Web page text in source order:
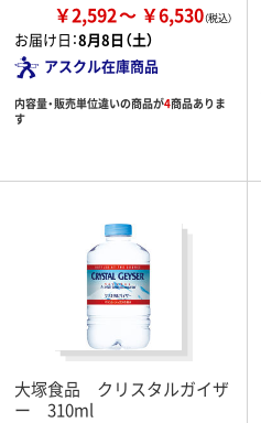
￥2,592 ￥6,530
お届け日：8月8日（土）
アスクル在庫商品
内容量・販売単位違いの商品が4商品ありま
す
大塚食品 クリスタルガイザ
ー 310ml